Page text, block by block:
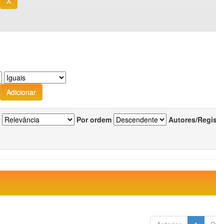
Por ordem Autores/